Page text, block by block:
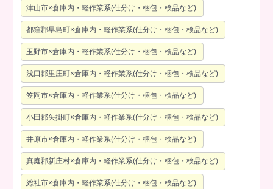
津山市×倉庫内・軽作業系(仕分け・梱包・検品など)
都窪郡早島町×倉庫内・軽作業系(仕分け・梱包・検品など)
玉野市×倉庫内・軽作業系(仕分け・梱包・検品など)
浅口郡里庄町×倉庫内・軽作業系(仕分け・梱包・検品など)
笠岡市×倉庫内・軽作業系(仕分け・梱包・検品など)
小田郡矢掛町×倉庫内・軽作業系(仕分け・梱包・検品など)
井原市×倉庫内・軽作業系(仕分け・梱包・検品など)
真庭郡新庄村×倉庫内・軽作業系(仕分け・梱包・検品など)
総社市×倉庫内・軽作業系(仕分け・梱包・検品など)